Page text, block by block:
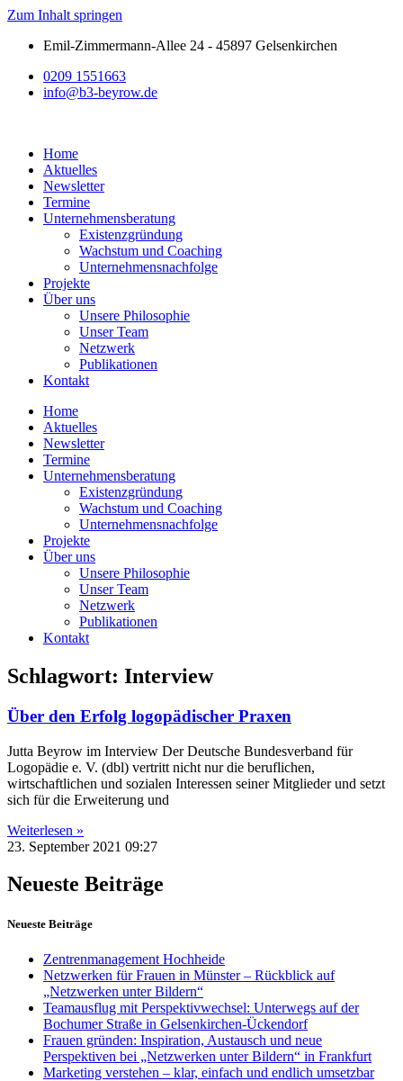
Zum Inhalt springen
Emil-Zimmermann-Allee 24 - 45897 Gelsenkirchen
0209 1551663
info@b3-beyrow.de
Home
Aktuelles
Newsletter
Termine
Unternehmensberatung
Existenzgründung
Wachstum und Coaching
Unternehmensnachfolge
Projekte
Über uns
Unsere Philosophie
Unser Team
Netzwerk
Publikationen
Kontakt
Home
Aktuelles
Newsletter
Termine
Unternehmensberatung
Existenzgründung
Wachstum und Coaching
Unternehmensnachfolge
Projekte
Über uns
Unsere Philosophie
Unser Team
Netzwerk
Publikationen
Kontakt
Schlagwort: Interview
Über den Erfolg logopädischer Praxen
Jutta Beyrow im Interview Der Deutsche Bundesverband für
Logopädie e. V. (dbl) vertritt nicht nur die beruflichen,
wirtschaftlichen und sozialen Interessen seiner Mitglieder und setzt
sich für die Erweiterung und
Weiterlesen »
23. September 2021 09:27
Neueste Beiträge
Neueste Beiträge
Zentrenmanagement Hochheide
Netzwerken für Frauen in Münster – Rückblick auf
„Netzwerken unter Bildern“
Teamausflug mit Perspektivwechsel: Unterwegs auf der
Bochumer Straße in Gelsenkirchen-Ückendorf
Frauen gründen: Inspiration, Austausch und neue
Perspektiven bei „Netzwerken unter Bildern“ in Frankfurt
Marketing verstehen – klar, einfach und endlich umsetzbar